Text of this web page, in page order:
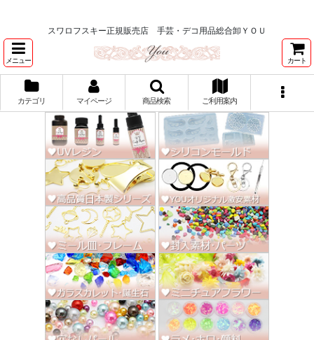
スワロフスキー正規販売店 手芸・デコ用品総合卸ＹＯＵ
メニュー カート
カテゴリ マイページ 商品検索 ご利用案内